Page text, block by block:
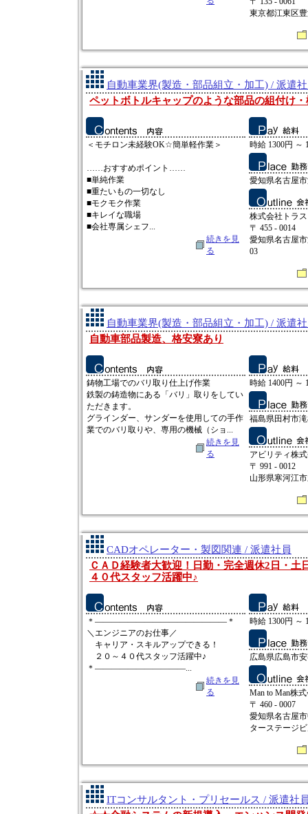
東京都江東区
自動車業界(製造・部品組立・加工) / 派遣
ペットボトルキャップのような部品の組付け・
＜モチロン未経験OK☆簡単軽作業＞
……おすすめポイント……
■単純作業
■重たいもの一切なし
■モクモク作業
■キレイな職場
■会社専属シェフ...
続きを見
る
時給 1300円 ～
愛知県名古屋
株式会社トラ
〒 455 - 0014
愛知県名古屋
03
自動車業界(製造・部品組立・加工) / 派遣
自動車部品製造、格安寮あり
鋳物工場でのバリ取り仕上げ作業
鉄製の鋳造物にある「バリ」取りをしてい
ただきます。
グラインダー、サンダーを使用しての手作
業でのバリ取りや、専用の機械（ショ...
続きを見
る
時給 1400円 ～
福島県田村市
アビリティ株
〒 991 - 0012
山形県寒河江
CADオペレーター・製図関連 / 派遣社員
ＣＡＤ経験者大歓迎！日勤・完全週休2日・土
４０代スタッフ活躍中♪
＊――――――――――――――――＊
＼エンジニアのお仕事／
キャリア・スキルアップできる！
２０～４０代スタッフ活躍中♪
＊―――――――――――...
続きを見
る
時給 1300円 ～
広島県広島市
Man to Man株
〒 460 - 0007
愛知県名古屋
ターステージ
ITコンサルタント・プリセールス / 派遣社